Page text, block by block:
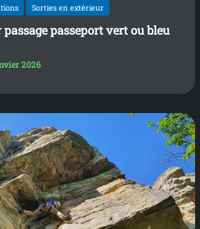
Sorties en extérieur
passeport vert ou bleu
2026